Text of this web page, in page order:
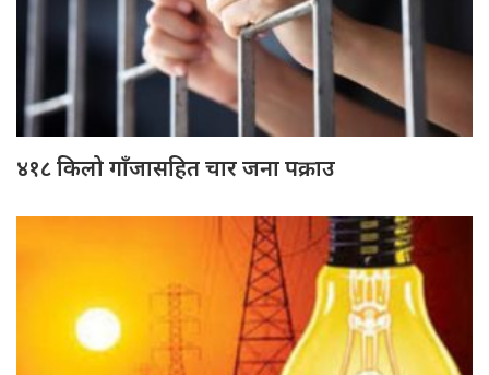
४१८ किलो गाँजासहित चार जना पक्राउ